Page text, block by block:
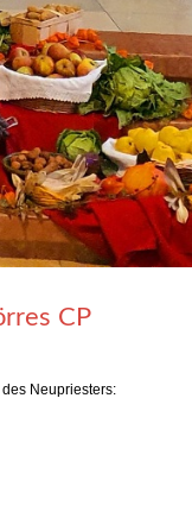
CP
Neupriesters: